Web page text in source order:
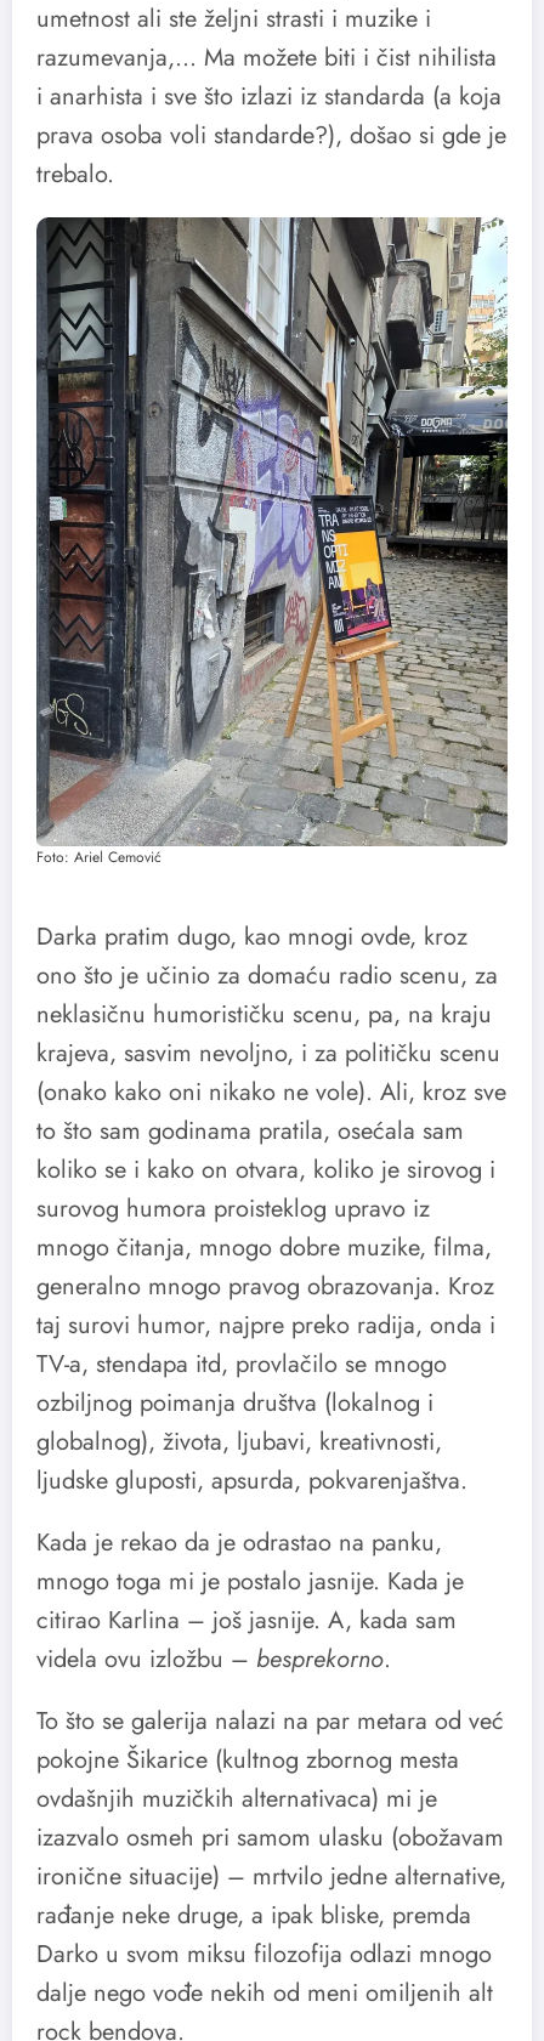
umetnost ali ste željni strasti i muzike i
razumevanja,… Ma možete biti i čist nihilista
i anarhista i sve što izlazi iz standarda (a koja
prava osoba voli standarde?), došao si gde je
trebalo.
Foto: Ariel Cemović
Darka pratim dugo, kao mnogi ovde, kroz
ono što je učinio za domaću radio scenu, za
neklasičnu humorističku scenu, pa, na kraju
krajeva, sasvim nevoljno, i za političku scenu
(onako kako oni nikako ne vole). Ali, kroz sve
to što sam godinama pratila, osećala sam
koliko se i kako on otvara, koliko je sirovog i
surovog humora proisteklog upravo iz
mnogo čitanja, mnogo dobre muzike, filma,
generalno mnogo pravog obrazovanja. Kroz
taj surovi humor, najpre preko radija, onda i
TV-a, stendapa itd, provlačilo se mnogo
ozbiljnog poimanja društva (lokalnog i
globalnog), života, ljubavi, kreativnosti,
ljudske gluposti, apsurda, pokvarenjaštva.
Kada je rekao da je odrastao na panku,
mnogo toga mi je postalo jasnije. Kada je
citirao Karlina – još jasnije. A, kada sam
videla ovu izložbu – besprekorno.
To što se galerija nalazi na par metara od već
pokojne Šikarice (kultnog zbornog mesta
ovdašnjih muzičkih alternativaca) mi je
izazvalo osmeh pri samom ulasku (obožavam
ironične situacije) – mrtvilo jedne alternative,
rađanje neke druge, a ipak bliske, premda
Darko u svom miksu filozofija odlazi mnogo
dalje nego vođe nekih od meni omiljenih alt
rock bendova.